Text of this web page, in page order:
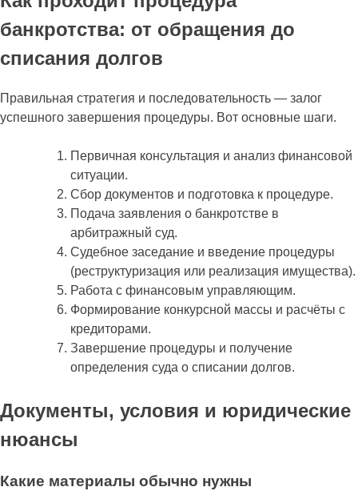
банкротства: от обращения до
списания долгов
Правильная стратегия и последовательность — залог
успешного завершения процедуры. Вот основные шаги.
Первичная консультация и анализ финансовой
ситуации.
Сбор документов и подготовка к процедуре.
Подача заявления о банкротстве в
арбитражный суд.
Судебное заседание и введение процедуры
(реструктуризация или реализация имущества).
Работа с финансовым управляющим.
Формирование конкурсной массы и расчёты с
кредиторами.
Завершение процедуры и получение
определения суда о списании долгов.
Документы, условия и юридические
нюансы
Какие материалы обычно нужны